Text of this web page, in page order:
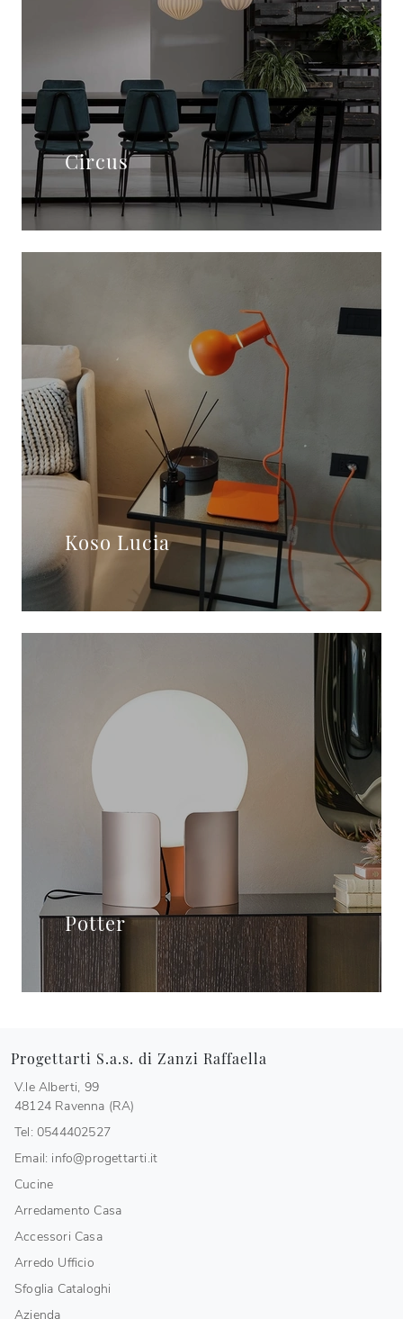
Circus
Koso Lucia
Potter
Progettarti S.a.s. di Zanzi Raffaella
V.le Alberti, 99
48124 Ravenna (RA)
Tel: 0544402527
Email: info@progettarti.it
Cucine
Arredamento Casa
Accessori Casa
Arredo Ufficio
Sfoglia Cataloghi
Azienda